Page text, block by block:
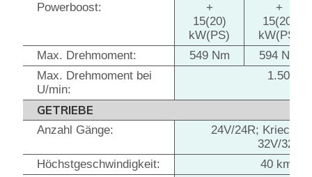
Powerboost:
+
15(20)
kW(PS)
+
15(20)
kW(PS)
Max. Drehmoment:
549 Nm
594 Nm
Max. Drehmoment bei
U/min:
1.500
GETRIEBE
Anzahl Gänge:
24V/24R;
32V/32R
Höchstgeschwindigkeit:
40 km/h